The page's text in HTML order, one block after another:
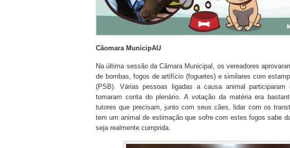
Cãomara MunicipAU
Na última sessão da Câmara Municipal, os vereadores
de bombas, fogos de artifício (foguetes) e similares com
(PSB). Várias pessoas ligadas a causa animal
tomaram conta do plenário. A votação da matéria era
tutores que precisam, junto com seus cães, lidar com os
tem um animal de estimação que sofre com estes fogos sabe
seja realmente cumprida.